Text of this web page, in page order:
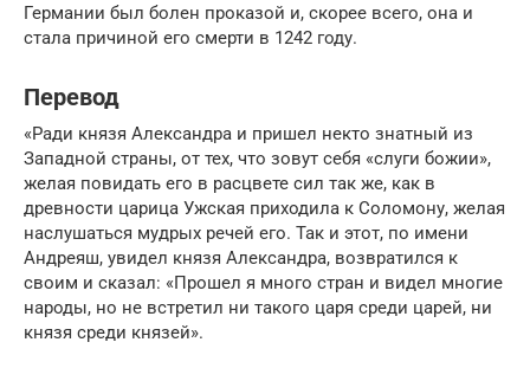
Германии был болен проказой и, скорее всего, она и
стала причиной его смерти в 1242 году.
Перевод
«Ради князя Александра и пришел некто знатный из
Западной страны, от тех, что зовут себя «слуги божии»,
желая повидать его в расцвете сил так же, как в
древности царица Ужская приходила к Соломону, желая
наслушаться мудрых речей его. Так и этот, по имени
Андреяш, увидел князя Александра, возвратился к
своим и сказал: «Прошел я много стран и видел многие
народы, но не встретил ни такого царя среди царей, ни
князя среди князей».